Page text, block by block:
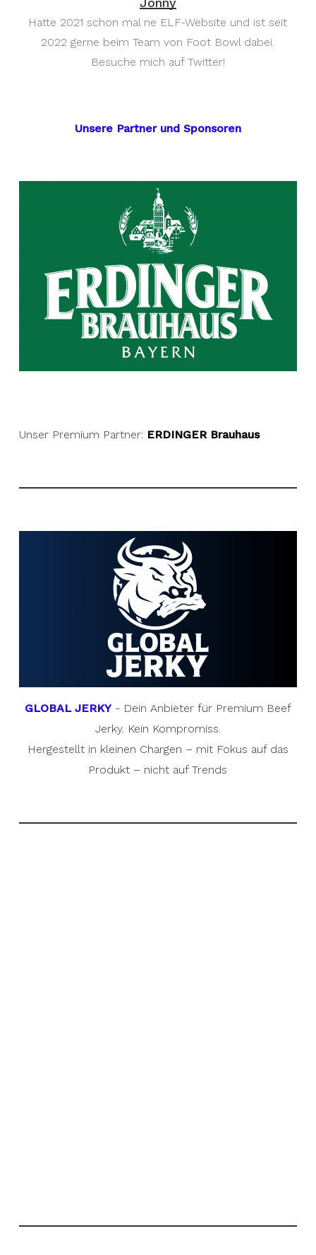
Hatte 2021 schon mal ne ELF-Website und ist seit
2022 gerne beim Team von Foot Bowl dabei.
Besuche mich auf Twitter!
Unsere Partner und Sponsoren
Unser Premium Partner: ERDINGER Brauhaus
GLOBAL JERKY- Dein Anbieter für Premium Beef
Jerky. Kein Kompromiss.
Hergestellt in kleinen Chargen – mit Fokus auf das
Produkt – nicht auf Trends